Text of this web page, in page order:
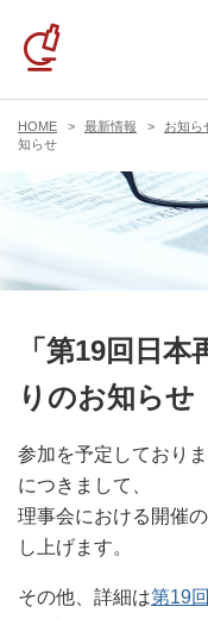
HOME 最新情報 お知ら
知らせ
「第19回日
りのお知らせ
参加を予定しており
につきまして、
理事会における開催
し上げます。
その他、詳細は第19